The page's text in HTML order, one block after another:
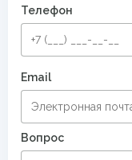
Телефон
Email
Вопрос